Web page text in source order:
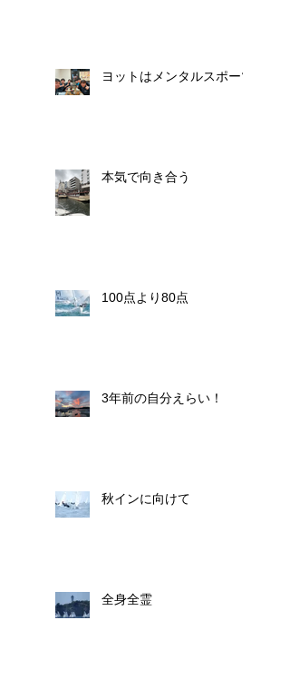
ヨットはメンタルスポーツ
本気で向き合う
100点より80点
3年前の自分えらい！
秋インに向けて
全身全霊